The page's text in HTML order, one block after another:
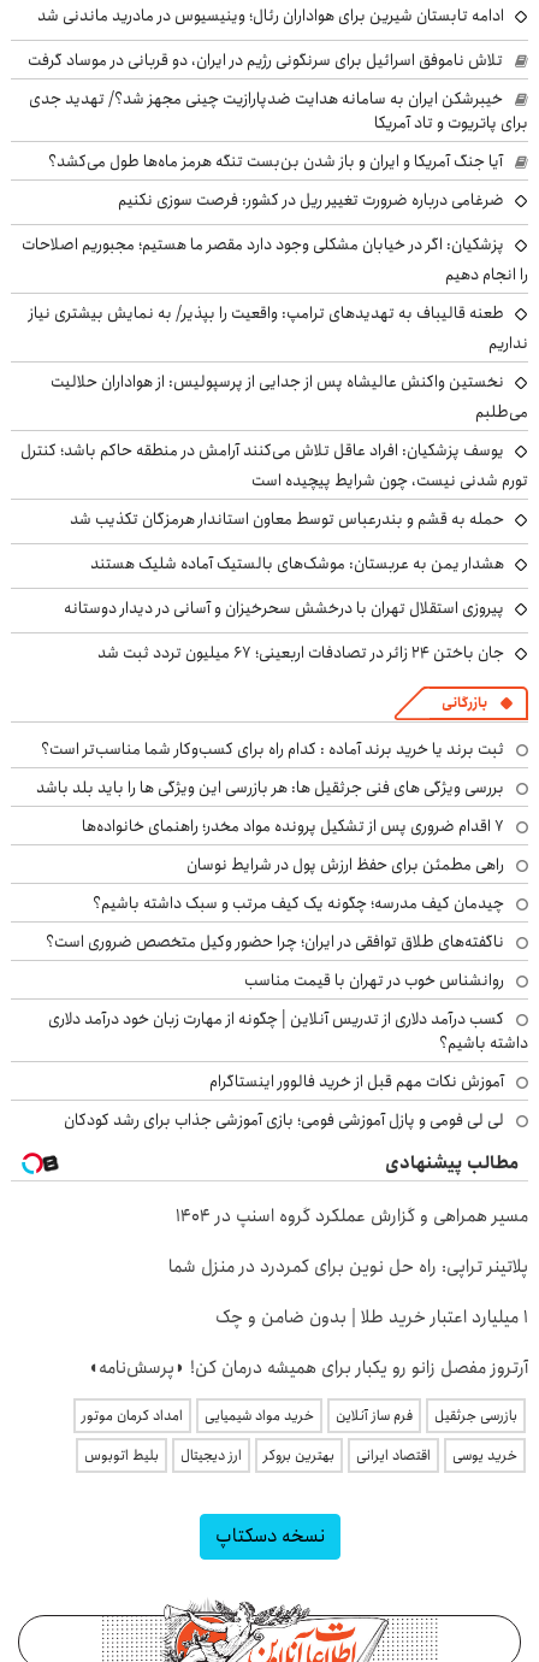
ادامه تابستان شیرین برای هواداران رئال؛ وینیسیوس در مادرید ماندنی شد
تلاش ناموفق اسرائیل برای سرنگونی رژیم در ایران، دو قربانی در موساد گرفت
خیبرشکن ایران به سامانه هدایت ضدپارازیت چینی مجهز شد؟/ تهدید جدی
برای پاتریوت و تاد آمریکا
آیا جنگ آمریکا و ایران و باز شدن بن‌بست تنگه هرمز ماه‌ها طول می‌کشد؟
ضرغامی درباره ضرورت تغییر ریل در کشور: فرصت سوزی نکنیم
پزشکیان: اگر در خیابان مشکلی وجود دارد مقصر ما هستیم؛ مجبوریم اصلاحات
را انجام دهیم
طعنه قالیباف به تهدیدهای ترامپ: واقعیت را بپذیر/ به نمایش بیشتری نیاز
نداریم
نخستین واکنش عالیشاه پس از جدایی از پرسپولیس: از هواداران حلالیت
می‌طلبم
یوسف پزشکیان: افراد عاقل تلاش می‌کنند آرامش در منطقه حاکم باشد؛ کنترل
تورم شدنی نیست، چون شرایط پیچیده است
حمله به قشم و بندرعباس توسط معاون استاندار هرمزگان تکذیب شد
هشدار یمن به عربستان: موشک‌های بالستیک آماده شلیک هستند
پیروزی استقلال تهران با درخشش سحرخیزان و آسانی در دیدار دوستانه
جان باختن ۲۴ زائر در تصادفات اربعینی؛ ۶۷ میلیون تردد ثبت شد
بازرگانی
ثبت برند یا خرید برند آماده : کدام راه برای کسب‌وکار شما مناسب‌تر است؟
بررسی ویژگی های فنی جرثقیل ها: هر بازرسی این ویژگی ها را باید بلد باشد
۷ اقدام ضروری پس از تشکیل پرونده مواد مخدر؛ راهنمای خانواده‌ها
راهی مطمئن برای حفظ ارزش پول در شرایط نوسان
چیدمان کیف مدرسه؛ چگونه یک کیف مرتب و سبک داشته باشیم؟
ناگفته‌های طلاق توافقی در ایران؛ چرا حضور وکیل متخصص ضروری است؟
روانشناس خوب در تهران با قیمت مناسب
کسب درآمد دلاری از تدریس آنلاین | چگونه از مهارت زبان خود درآمد دلاری
داشته باشیم؟
آموزش نکات مهم قبل از خرید فالوور اینستاگرام
لی لی فومی و پازل آموزشی فومی؛ بازی آموزشی جذاب برای رشد کودکان
مطالب پیشنهادی
مسیر همراهی و گزارش عملکرد گروه اسنپ در ۱۴۰۴
پلاتینر تراپی: راه حل نوین برای کمردرد در منزل شما
۱ میلیارد اعتبار خرید طلا | بدون ضامن و چک
آرتروز مفصل زانو رو یکبار برای همیشه درمان کن! ◗پرسش‌نامه◖
بازرسی جرثقیل فرم ساز آنلاین خرید مواد شیمیایی
امداد کرمان موتور
خرید یوسی
اقتصاد ایرانی بهترین بروکر ارز دیجیتال بلیط اتوبوس
نسخه دسکتاپ